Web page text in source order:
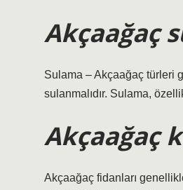
Akçaağaç
Sulama – Akçaağaç türleri
sulanmalıdır. Sulama,
Akçaağaç
Akçaağaç fidanları